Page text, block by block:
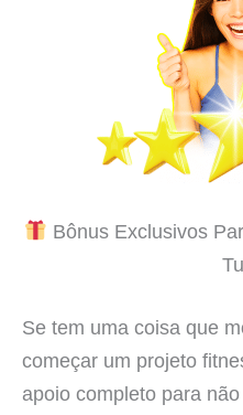
Bônus Exclusivos
Se tem uma coisa que
começar um projeto
apoio completo para